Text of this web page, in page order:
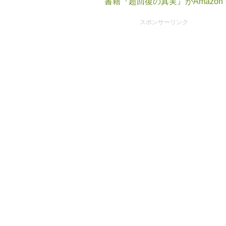
スポンサーリンク